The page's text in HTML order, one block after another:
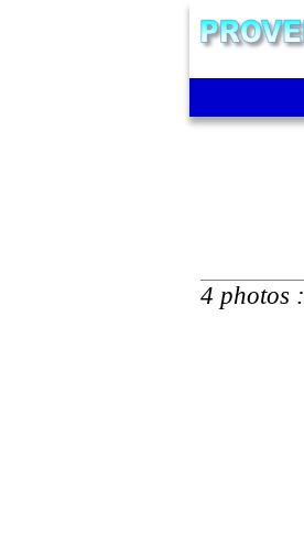
4 photos :